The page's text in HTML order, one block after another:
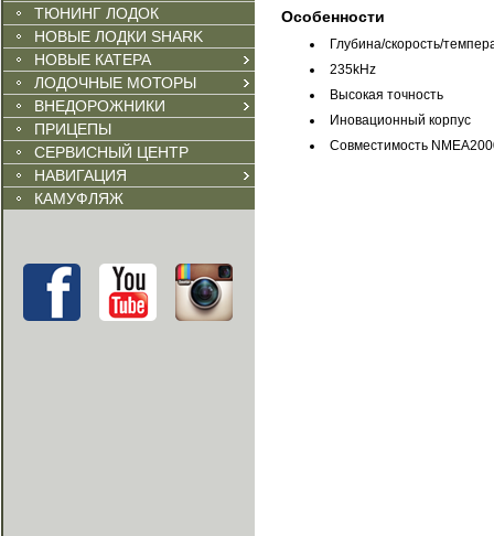
ТЮНИНГ ЛОДОК
НОВЫЕ ЛОДКИ SHARK
НОВЫЕ КАТЕРА
ЛОДОЧНЫЕ МОТОРЫ
ВНЕДОРОЖНИКИ
ПРИЦЕПЫ
СЕРВИСНЫЙ ЦЕНТР
НАВИГАЦИЯ
КАМУФЛЯЖ
Особенности
Глубина/скорость/
235kHz
Высокая точность
Иновационный корпус
Совместимость